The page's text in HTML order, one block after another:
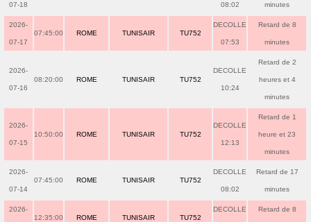
07-18 08:02 minutes
2026-
07-17
07:45:00 ROME TUNISAIR TU752
DECOLLE
07:53
Retard de 8
minutes
2026-
07-16
08:20:00 ROME TUNISAIR TU752
DECOLLE
10:24
Retard de 2
heures et 4
minutes
2026-
07-15
10:50:00 ROME TUNISAIR TU752
DECOLLE
12:13
Retard de 1
heure et 23
minutes
2026-
07-14
07:45:00 ROME TUNISAIR TU752
DECOLLE
08:02
Retard de 17
minutes
2026-
12:35:00 ROME TUNISAIR TU752
DECOLLE Retard de 8